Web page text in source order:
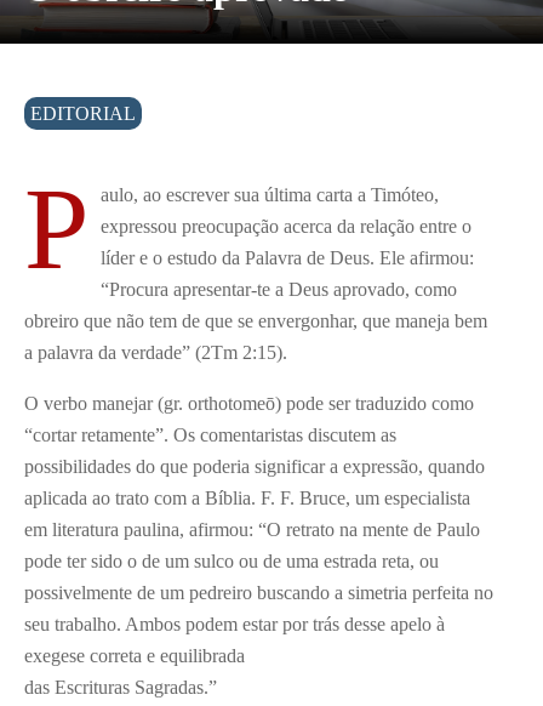
EDITORIAL
P
aulo, ao escrever sua última carta a Timóteo,
expressou preocupação acerca da relação entre o
líder e o estudo da Palavra de Deus. Ele afirmou:
“Procura apresentar-te a Deus aprovado, como
obreiro que não tem de que se envergonhar, que maneja bem
a palavra da verdade” (2Tm 2:15).
O verbo manejar (gr. orthotomeō) pode ser traduzido como
“cortar retamente”. Os comentaristas discutem as
possibilidades do que poderia significar a expressão, quando
aplicada ao trato com a Bíblia. F. F. Bruce, um especialista
em literatura paulina, afirmou: “O retrato na mente de Paulo
pode ter sido o de um sulco ou de uma estrada reta, ou
possivelmente de um pedreiro buscando a simetria perfeita no
seu trabalho. Ambos podem estar por trás desse apelo à
exegese correta e equilibrada
das Escrituras Sagradas.”